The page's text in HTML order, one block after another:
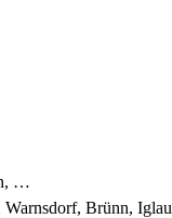
…
Warnsdorf, Brünn, Iglau